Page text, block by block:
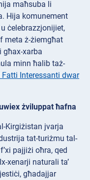
maħsuba li
Hija komunement
ċelebrazzjonijiet,
meta ż-żiemgħat
għax-xarba
minn ħalib taż-
Fatti Interessanti dwar
żviluppat ħafna
Kirgiżistan jvarja
tat-turiżmu tal-
pajjiżi oħra, qed
xenarji naturali ta’
għadajjar